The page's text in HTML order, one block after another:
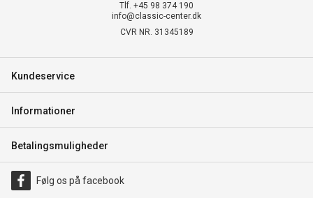
Tlf. +45 98 374 190
info@classic-center.dk
CVR NR. 31345189
Kundeservice
Informationer
Betalingsmuligheder
Følg os på facebook